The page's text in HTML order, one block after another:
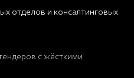
отделов и консалтинговых
с жёсткими